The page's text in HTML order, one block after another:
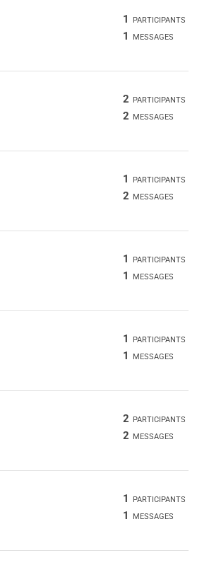
1 PARTICIPANTS
1 MESSAGES
2 PARTICIPANTS
2 MESSAGES
1 PARTICIPANTS
2 MESSAGES
1 PARTICIPANTS
1 MESSAGES
1 PARTICIPANTS
1 MESSAGES
2 PARTICIPANTS
2 MESSAGES
1 PARTICIPANTS
1 MESSAGES